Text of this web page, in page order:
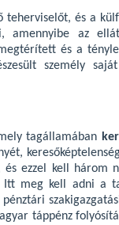
teherviselőt, és a
amennyibe az
és a
személy
tagállamában
ezzel kell három
meg kell adni a
táppénz